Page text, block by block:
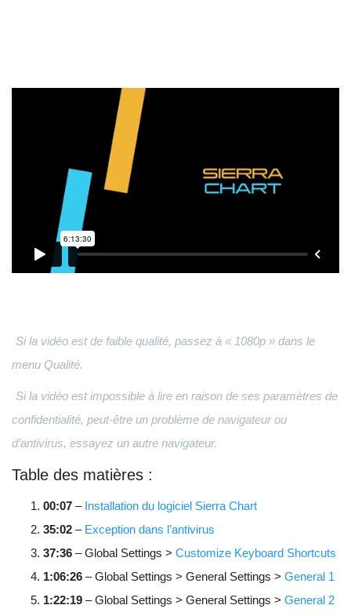
Si la vidéo est de faible qualité, passez à « 1080p » dans le
menu Qualité.
Si la vidéo est impossible à lire en raison de ses paramètres de
confidentialité, peut-être un problème de navigateur ou
d’antivirus, essayez un autre navigateur.
Table des matières :
00:07 – Installation du logiciel Sierra Chart
35:02 – Exception dans l’antivirus
37:36 – Global Settings > Customize Keyboard Shortcuts
1:06:26 – Global Settings > General Settings > General 1
1:22:19 – Global Settings > General Settings > General 2